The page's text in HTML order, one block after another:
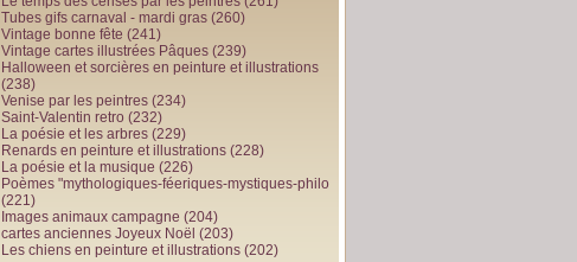
Tubes gifs carnaval - mardi gras (260)
Vintage bonne fête (241)
Vintage cartes illustrées Pâques (239)
Halloween et sorcières en peinture et illustrations
(238)
Venise par les peintres (234)
Saint-Valentin retro (232)
La poésie et les arbres (229)
Renards en peinture et illustrations (228)
La poésie et la musique (226)
Poèmes "mythologiques-féeriques-mystiques-philo
(221)
Images animaux campagne (204)
cartes anciennes Joyeux Noël (203)
Les chiens en peinture et illustrations (202)